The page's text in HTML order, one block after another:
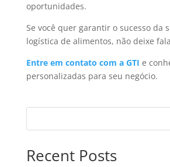
oportunidades.
Se você quer garantir o sucesso da
logística de alimentos, não deixe
Entre em contato com a GTI e
personalizadas para seu negócio.
Recent Posts